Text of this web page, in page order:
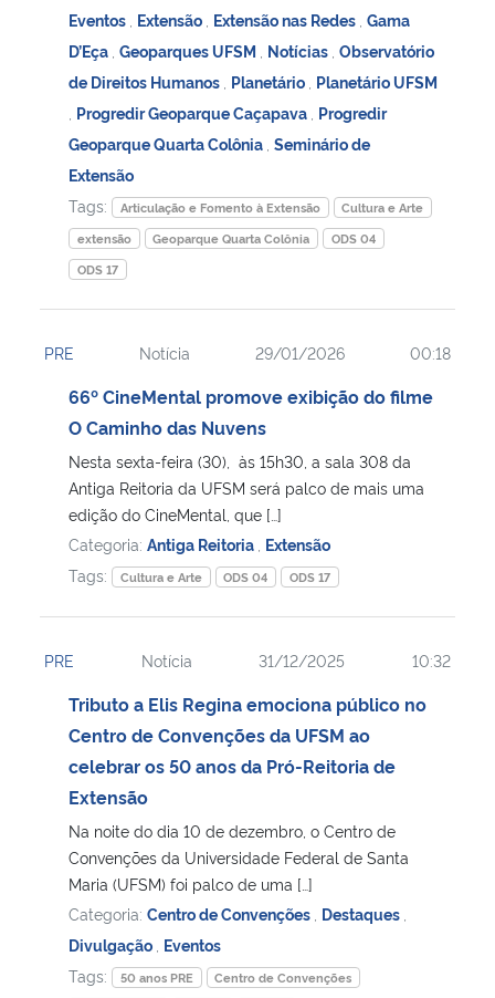
Eventos Extensão Extensão nas Redes Gama
D’Eça Geoparques UFSM Notícias Observatório
de Direitos Humanos Planetário Planetário UFSM
Progredir Geoparque Caçapava Progredir
Geoparque Quarta Colônia Seminário de
Extensão
Tags:
Articulação e Fomento à Extensão
Cultura e Arte
extensão
Geoparque Quarta Colônia
ODS 04
ODS 17
PRE Notícia 29/01/2026 00:18
66º CineMental promove exibição do filme
O Caminho das Nuvens
Nesta sexta-feira (30), às 15h30, a sala 308 da
Antiga Reitoria da UFSM será palco de mais uma
edição do CineMental, que […]
Categoria: Antiga Reitoria Extensão
Tags:
Cultura e Arte ODS 04 ODS 17
PRE Notícia 31/12/2025 10:32
Tributo a Elis Regina emociona público no
Centro de Convenções da UFSM ao
celebrar os 50 anos da Pró-Reitoria de
Extensão
Na noite do dia 10 de dezembro, o Centro de
Convenções da Universidade Federal de Santa
Maria (UFSM) foi palco de uma […]
Categoria: Centro de Convenções Destaques
Divulgação Eventos
Tags:
50 anos PRE
Centro de Convenções